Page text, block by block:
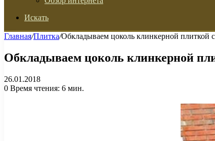
Искать
Главная/Плитка/Обкладываем цоколь клинкерной плиткой
Обкладываем цоколь клинкерной
26.01.2018
0 Время чтения: 6 мин.